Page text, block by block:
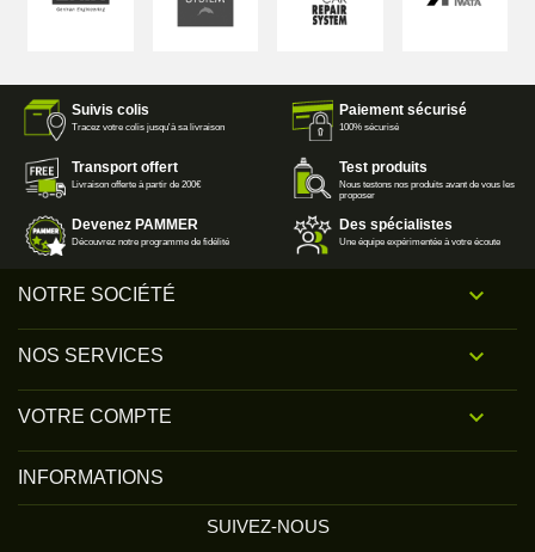
Suivis colis
Tracez votre colis jusqu'à sa livraison
Paiement sécurisé
100% sécurisé
Transport offert
Livraison offerte à partir de 200€
Test produits
Nous testons nos produits avant de vous les
proposer
Devenez PAMMER
Découvrez notre programme de fidélité
Des spécialistes
Une équipe expérimentée à votre écoute
NOTRE SOCIÉTÉ 
NOS SERVICES 
VOTRE COMPTE 
INFORMATIONS
SUIVEZ-NOUS